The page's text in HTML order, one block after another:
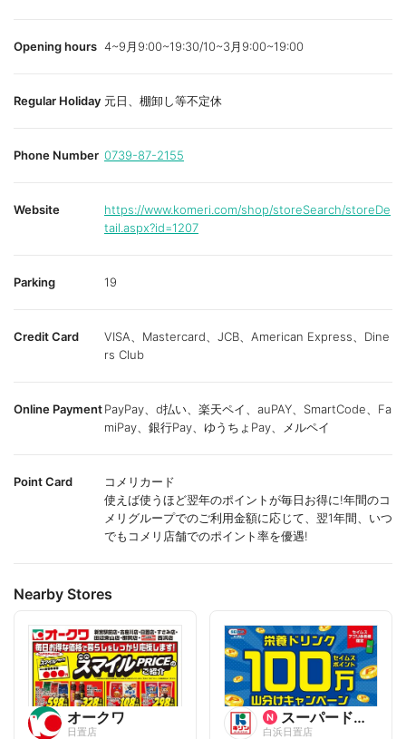
Opening hours 4~9月9:00~19:30/10~3月9:00~19:00
Regular Holiday 元日、棚卸し等不定休
Phone Number 0739-87-2155
Website
https://www.komeri.com/shop/storeSearch/storeDe
tail.aspx?id=1207
Parking 19
Credit Card
VISA、Mastercard、JCB、American Express、Dine
rs Club
Online PaymentPayPay、d払い、楽天ペイ、auPAY、SmartCode、Fa
miPay、銀行Pay、ゆうちょPay、メルペイ
Point Card
コメリカード
使えば使うほど翌年のポイントが毎日お得に!年間のコ
メリグループでのご利用金額に応じて、翌1年間、いつ
でもコメリ店舗でのポイント率を優遇!
Nearby Stores
オークワ
日置店
スーパードラッグキリン
白浜日置店